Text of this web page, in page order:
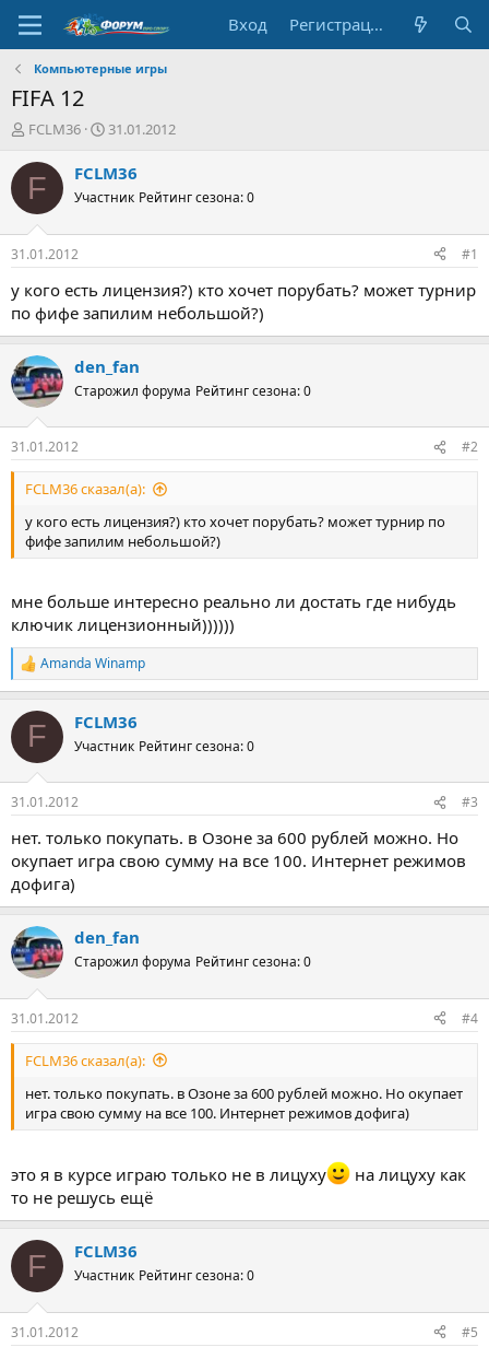
Вход Регистрация
Компьютерные игры
FIFA 12
А
т
о
т
е
м
ы
FCLM36
Д
т
н
а
л
31.01.2012
F FCLM36
Участник Рейтинг сезона: 0
31.01.2012 #1
у кого есть лицензия?) кто хочет порубать? может турнир
по фифе запилим небольшой?)
den_fan
Старожил форума Рейтинг сезона: 0
31.01.2012 #2
FCLM36 сказал(а):
у кого есть лицензия?) кто хочет порубать? может турнир по
фифе запилим небольшой?)
мне больше интересно реально ли достать где нибудь
ключик лицензионный))))))
Р
е
к
и
Amanda Winamp
F FCLM36
Участник Рейтинг сезона: 0
31.01.2012 #3
нет. только покупать. в Озоне за 600 рублей можно. Но
окупает игра свою сумму на все 100. Интернет режимов
дофига)
den_fan
Старожил форума Рейтинг сезона: 0
31.01.2012 #4
FCLM36 сказал(а):
нет. только покупать. в Озоне за 600 рублей можно. Но окупает
игра свою сумму на все 100. Интернет режимов дофига)
это я в курсе играю только не в лицуху
на лицуху как
то не решусь ещё
F FCLM36
Участник Рейтинг сезона: 0
31.01.2012 #5